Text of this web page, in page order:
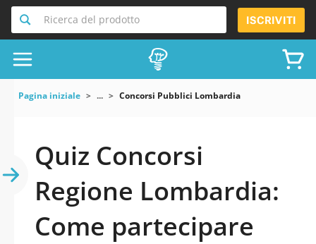
Ricerca del prodotto ISCRIVITI
Pagina iniziale ... Concorsi Pubblici Lombardia
Quiz Concorsi
Regione Lombardia:
Come partecipare